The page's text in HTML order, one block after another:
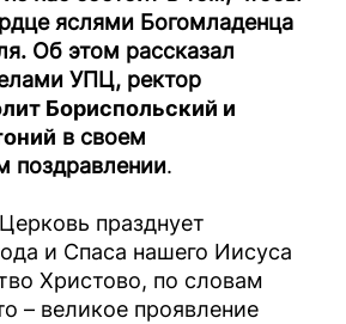
яслями Богомладенца
Об этом рассказал
УПЦ, ректор
Бориспольский и
в своем
поздравлении.
празднует
и Спаса нашего Иисуса
Христово, по словам
– великое проявление